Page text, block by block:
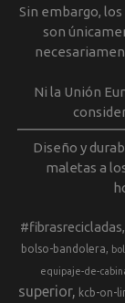
Sin embargo,
son
Ni la Unión
Diseño y
maletas a
#fibrasrecicladas
bolso-bandolera
equipaje-de-
superior
kcb-on-